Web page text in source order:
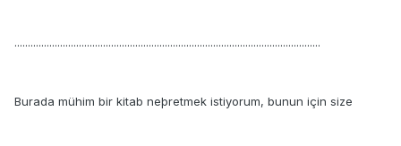
..................................................................................................................
Burada mühim bir kitab neþretmek istiyorum, bunun için size